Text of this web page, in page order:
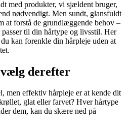
med produkter, vi sjældent bruger,
nødvendigt. Men sundt, glansfuldt
at forstå de grundlæggende behov –
til din hårtype og livsstil. Her
kan forenkle din hårpleje uden at
derefter
men effektiv hårpleje er at kende dit
glat eller farvet? Hver hårtype
dem, kan du skære ned på